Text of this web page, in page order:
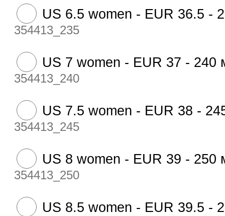
US 6.5 women - EUR 36.5 -
354413_235
US 7 women - EUR 37 - 240
354413_240
US 7.5 women - EUR 38 -
354413_245
US 8 women - EUR 39 - 250
354413_250
US 8.5 women - EUR 39.5 -